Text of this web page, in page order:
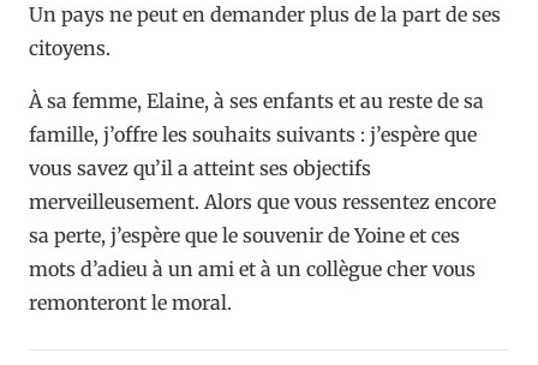
Un pays ne peut en demander plus de la part de ses
citoyens.
À sa femme, Elaine, à ses enfants et au reste de sa
famille, j’offre les souhaits suivants : j’espère que
vous savez qu’il a atteint ses objectifs
merveilleusement. Alors que vous ressentez encore
sa perte, j’espère que le souvenir de Yoine et ces
mots d’adieu à un ami et à un collègue cher vous
remonteront le moral.